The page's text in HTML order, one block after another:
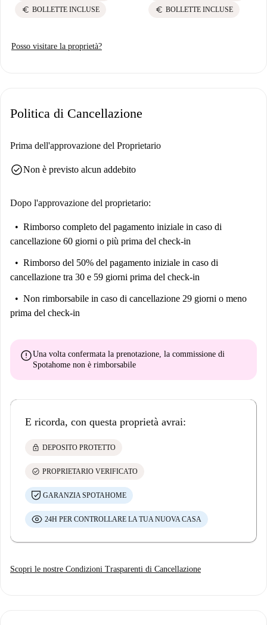
euro BOLLETTE INCLUSE euro BOLLETTE INCLUSE
Posso visitare la proprietà?
Politica di Cancellazione
Prima dell'approvazione del Proprietario
check_circleNon è previsto alcun addebito
Dopo l'approvazione del proprietario:
Rimborso completo del pagamento iniziale in caso di
cancellazione 60 giorni o più prima del check-in
Rimborso del 50% del pagamento iniziale in caso di
cancellazione tra 30 e 59 giorni prima del check-in
Non rimborsabile in caso di cancellazione 29 giorni o meno
prima del check-in
errorUna volta confermata la prenotazione, la commissione di
Spotahome non è rimborsabile
E ricorda, con questa proprietà avrai:
lock DEPOSITO PROTETTO
check_circle PROPRIETARIO VERIFICATO
GARANZIA SPOTAHOME
24H PER CONTROLLARE LA TUA NUOVA CASA
Scopri le nostre Condizioni Trasparenti di Cancellazione